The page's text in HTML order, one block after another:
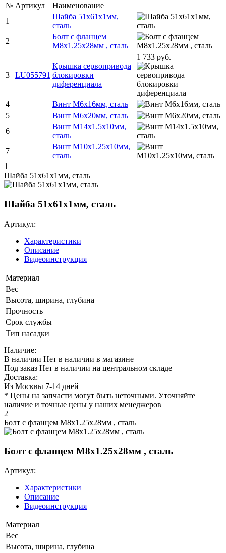
№ Артикул
Наименование
1
Шайба 51х61х1мм,
сталь
2
Болт с фланцем
M8х1.25х28мм , сталь
3 LU055791
Крышка сервопривода
блокировки
диференциала
1 733 руб.
4
Винт М6х16мм, сталь
5
Винт М6х20мм, сталь
6
Винт М14х1.5х10мм,
сталь
7
Винт М10х1.25х10мм,
сталь
1
Шайба 51х61х1мм, сталь
Шайба 51х61х1мм, сталь
Артикул:
Характеристики
Описание
Видеоинструкция
Материал
Вес
Высота, ширина, глубина
Прочность
Срок службы
Тип насадки
Наличие:
В наличии Нет в наличии в магазине
Под заказ Нет в наличии на центральном складе
Доставка:
Из Москвы 7-14 дней
* Цены на запчасти могут быть неточными. Уточняйте
наличие и точные цены у наших менеджеров
2
Болт с фланцем M8х1.25х28мм , сталь
Болт с фланцем M8х1.25х28мм , сталь
Артикул:
Характеристики
Описание
Видеоинструкция
Материал
Вес
Высота, ширина, глубина